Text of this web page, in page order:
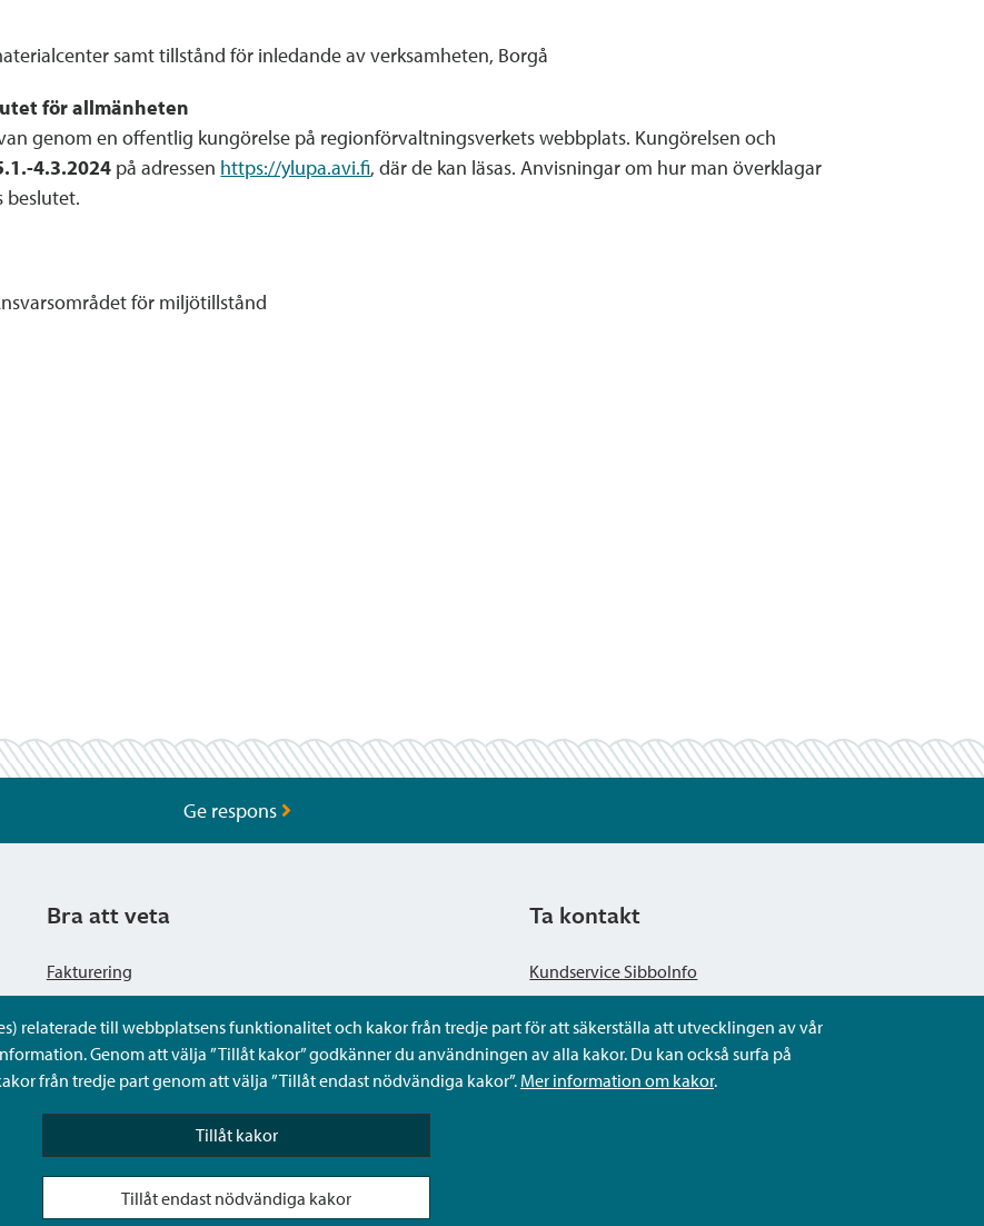
samt tillstånd för inledande av verksamheten, Borgå
för allmänheten
genom en offentlig kungörelse på regionförvaltningsverkets webbplats. Kungörelsen och
4.3.2024 på adressen https://ylupa.avi.fi, där de kan läsas. Anvisningar om hur man överklagar
beslutet.
för miljötillstånd
relaterade till webbplatsens funktionalitet och kakor från tredje part för att säkerställa att utvecklingen av vår
Genom att välja ”Tillåt kakor” godkänner du användningen av alla kakor. Du kan också surfa på
från tredje part genom att välja ”Tillåt endast nödvändiga kakor”. Mer information om kakor.
Tillåt kakor
Tillåt endast nödvändiga kakor
Ge respons
Bra att veta
Fakturering
Dataskyddsbeskrivning
Tillgänglighetsutlåtande
Sköta ärenden för någon annan i Sibbos Mina tjänster
Ta kontakt
Kundservice SibboInfo
Ge anonym respons
Ställ en fråga eller sköta ditt ärende